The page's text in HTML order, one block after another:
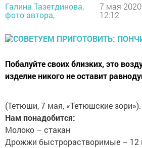
Галина Тазетдинова,
фото автора,
7 мая
12:12
Побалуйте своих близких, это
изделие никого не оставит
(Тетюши, 7 мая, «Тетюшские зори»).
Нам понадобится:
Молоко – стакан
Дрожжи быстрорастворимые – 12